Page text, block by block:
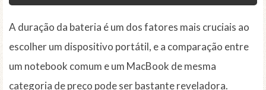
A duração da bateria é um dos fatores mais cruciais ao
escolher um dispositivo portátil, e a comparação entre
um notebook comum e um MacBook de mesma
categoria de preço pode ser bastante reveladora.